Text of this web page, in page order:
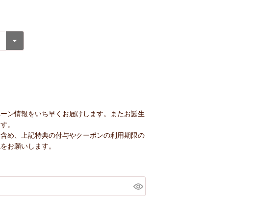
ン情報をいち早くお届けします。またお誕生
。
め、上記特典の付与やクーポンの利用期限の
お願いします。